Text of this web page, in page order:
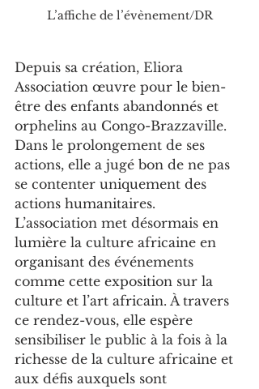
L’affiche de l’évènement/DR
Depuis sa création, Eliora
Association œuvre pour le bien-
être des enfants abandonnés et
orphelins au Congo-Brazzaville.
Dans le prolongement de ses
actions, elle a jugé bon de ne pas
se contenter uniquement des
actions humanitaires.
L’association met désormais en
lumière la culture africaine en
organisant des événements
comme cette exposition sur la
culture et l’art africain. À travers
ce rendez-vous, elle espère
sensibiliser le public à la fois à la
richesse de la culture africaine et
aux défis auxquels sont